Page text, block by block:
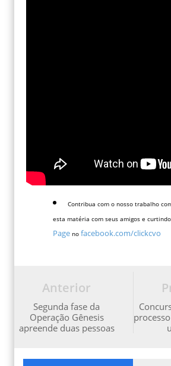
Contribua com o nosso trabalho
esta matéria com seus amigos e
Page no facebook.com/clickcvo
Anterior
Segunda fase da
Operação Gênesis
apreende duas pessoas